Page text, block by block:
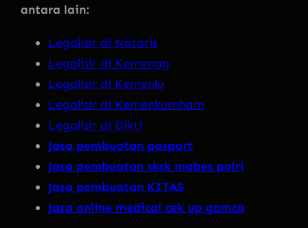
antara lain:
Legalisir di Notaris
Legalisir di Kemenag
Legalisir di Kemenlu
Legalisir di Kemenkumham
Legalisir di Dikti
Jasa pembuatan pasport
Jasa pembuatan skck mabes polri
Jasa pembuatan KITAS
Jasa online medical cek up gamca